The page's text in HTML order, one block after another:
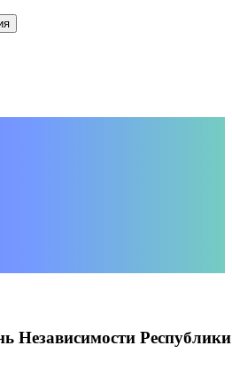
Независимости Республики